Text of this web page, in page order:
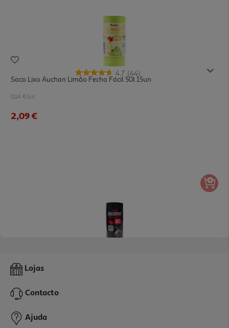
4.7 (44)
Saco Lixo Auchan Limão Fecho Fácil 50l 15un
0.14 €/un
2,09 €
Saco De Lixo Auchan Ultrarresistente 50l 100%reciclados 10un
1,59 €
Lojas
Contacto
Ajuda